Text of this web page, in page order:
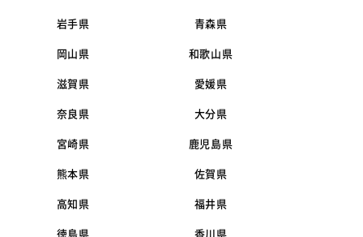
岩手県 青森県
岡山県 和歌山県
滋賀県 愛媛県
奈良県 大分県
宮崎県 鹿児島県
熊本県 佐賀県
高知県 福井県
徳島県 香川県